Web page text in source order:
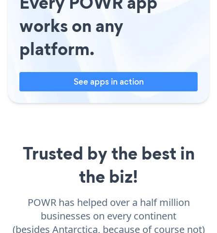
works on any
platform.
See apps in action
Trusted by the best in
the biz!
POWR has helped over a half million
businesses on every continent
(besides Antarctica, because of course not)